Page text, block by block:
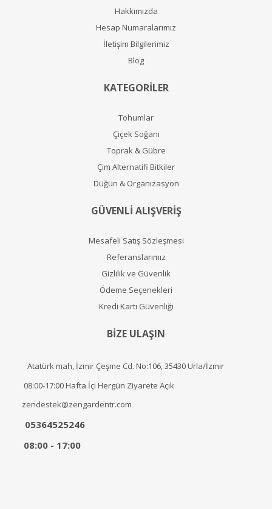
Hakkımızda
Hesap Numaralarımız
İletişim Bilgilerimiz
Blog
KATEGORİLER
Tohumlar
Çiçek Soğanı
Toprak & Gübre
Çim Alternatifi Bitkiler
Düğün & Organizasyon
GÜVENLİ ALIŞVERİŞ
Mesafeli Satış Sözleşmesi
Referanslarımız
Gizlilik ve Güvenlik
Ödeme Seçenekleri
Kredi Kartı Güvenliği
BİZE ULAŞIN
Atatürk mah, İzmir Çeşme Cd. No:106, 35430 Urla/İzmir
08:00-17:00 Hafta İçi Hergün Ziyarete Açık
zendestek@zengardentr.com
05364525246
08:00 - 17:00